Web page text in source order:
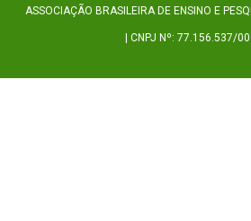
ASSOCIAÇÃO BRASILEIRA DE ENSINO E
| CNPJ Nº: 77.156.537/